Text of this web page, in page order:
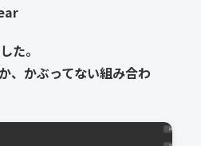
た。
、かぶってない組み合わ